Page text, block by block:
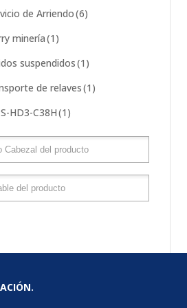
de Arriendo(6)
minería(1)
suspendidos(1)
de relaves(1)
HD3-C38H(1)